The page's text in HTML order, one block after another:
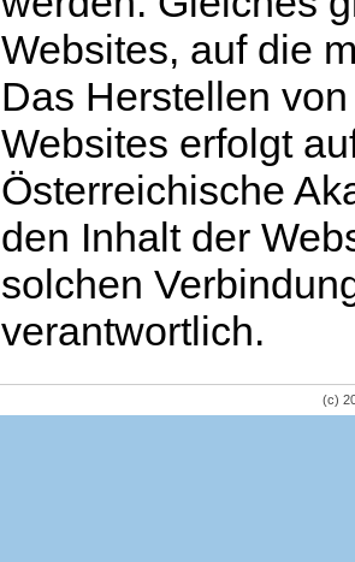
Websites, auf die
Das Herstellen
Websites erfolgt
Österreichische
den Inhalt der
solchen
verantwortlich.
(c)